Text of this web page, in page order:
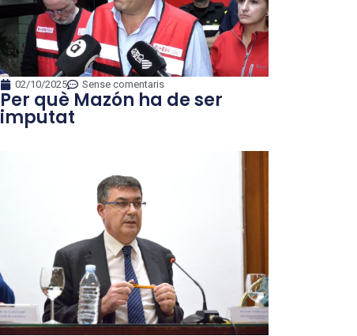
02/10/2025 Sense comentaris
Per què Mazón ha de ser
imputat